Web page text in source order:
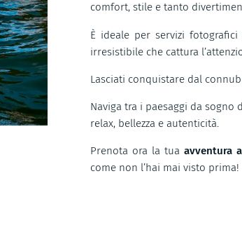
comfort, stile e tanto
È ideale per servizi
irresistibile che cattura
Lasciati conquistare dal
Naviga tra i paesaggi da sogno
relax, bellezza e autenticità.
Prenota ora la tuaavventura
come non l’hai mai visto prima!